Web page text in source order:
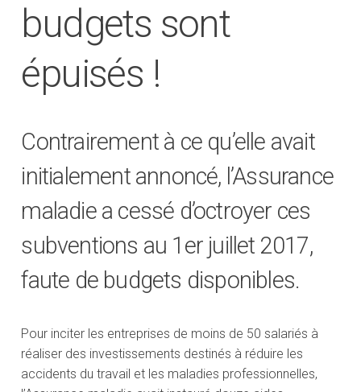
budgets sont
épuisés !
Contrairement à ce qu’elle avait
initialement annoncé, l’Assurance
maladie a cessé d’octroyer ces
subventions au 1er juillet 2017,
faute de budgets disponibles.
Pour inciter les entreprises de moins de 50 salariés à
réaliser des investissements destinés à réduire les
accidents du travail et les maladies professionnelles,